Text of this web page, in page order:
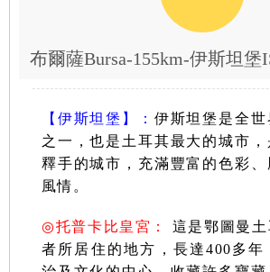
布爾薩Bursa-155km-伊斯坦堡
【伊斯坦堡】 ： 伊斯坦堡是全世
之一 ，也是土耳其最大的城市，
釋手的城市，充滿豐富的色彩、
風情。
◎托普卡比皇宮：
這是鄂圖曼
者所居住的地方，長達400多年